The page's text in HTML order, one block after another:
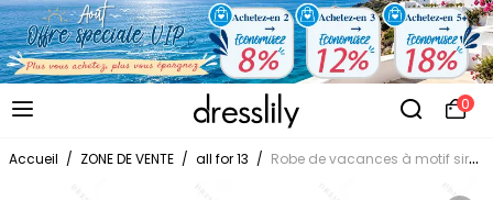
0
Accueil / ZONE DE VENTE / all for 13 / Robe de vacances à motif sirène, dauphin, navire, éléments océaniques, buste froncé, ceinture, col en cœur, ligne A, mini, décontractée